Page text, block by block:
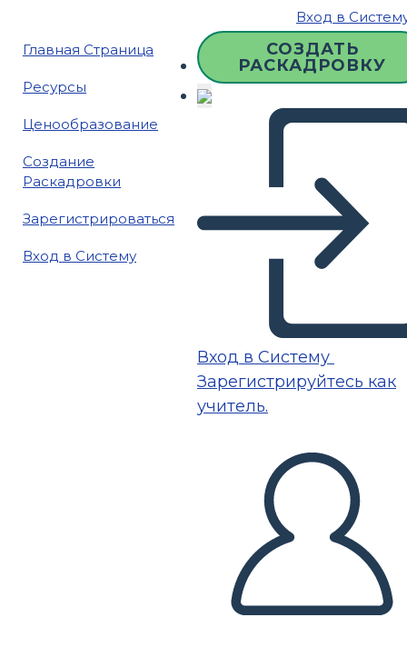
Вход в
Главная Страница
Ресурсы
Ценообразование
Создание
Раскадровки
Зарегистрироваться
Вход в Систему
СОЗДАТЬ
РАСКАДРОВКУ
Вход в Систему
Зарегистрируйтесь как
учитель.